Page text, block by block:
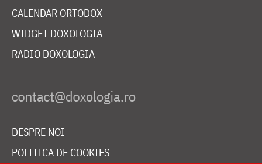
CALENDAR ORTODOX
WIDGET DOXOLOGIA
RADIO DOXOLOGIA
DESPRE NOI
POLITICA DE COOKIES